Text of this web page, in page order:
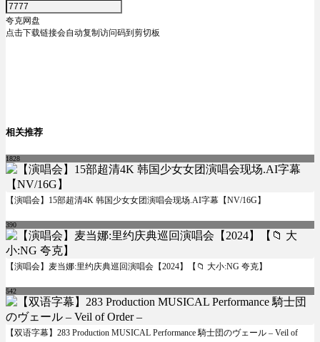
夸克网盘
点击下载链接会自动复制访问码到剪切板
相关推荐
1828
【演唱会】15部超清4K 韩国少女女团演唱会现场.AI字幕【NV/16G】
390
【演唱会】麦当娜:里约庆典巡回演唱会【2024】【📁 大小:NG 夸克】
542
【双语字幕】283 Production MUSICAL Performance 騎士団のヴェール – Veil of